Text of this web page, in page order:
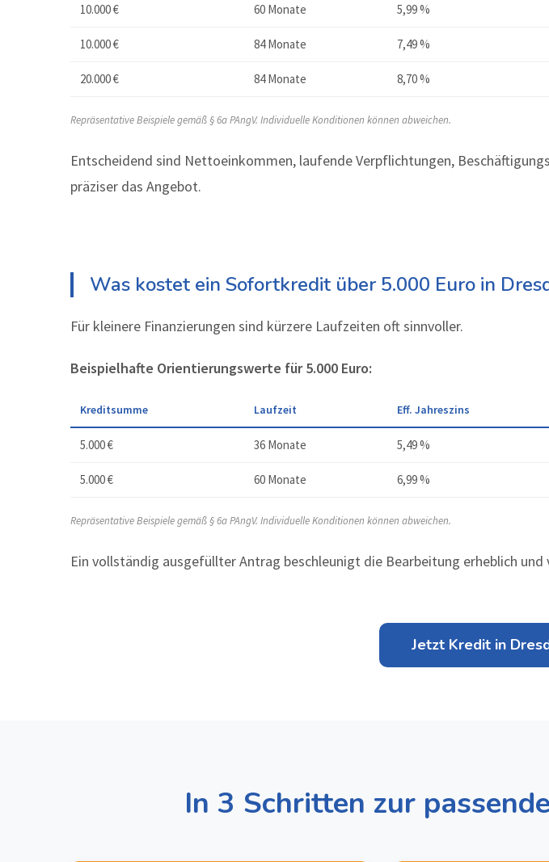
10.000 € 60 Monate 5,99 %
10.000 € 84 Monate 7,49 %
20.000 € 84 Monate 8,70 %
Repräsentative Beispiele gemäß § 6a PAngV. Individuelle Konditionen können abweichen.
Entscheidend sind Nettoeinkommen, laufende Verpflichtungen,
präziser das Angebot.
Was kostet ein Sofortkredit über 5.000 Euro in
Für kleinere Finanzierungen sind kürzere Laufzeiten oft sinnvoller.
Beispielhafte Orientierungswerte für 5.000 Euro:
Kreditsumme Laufzeit Eff. Jahreszins
5.000 € 36 Monate 5,49 %
5.000 € 60 Monate 6,99 %
Repräsentative Beispiele gemäß § 6a PAngV. Individuelle Konditionen können abweichen.
Ein vollständig ausgefüllter Antrag beschleunigt die Bearbeitung erheblich
Jetzt Kredit in
In 3 Schritten zur